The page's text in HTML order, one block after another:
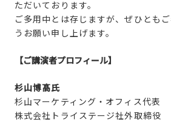
ただいております。
ご多用中とは存じますが、ぜひとも
うお願い申し上げます。
【ご講演者プロフィール】
杉山博髙氏
杉山マーケティング・オフィス代表
株式会社トライステージ社外取締役